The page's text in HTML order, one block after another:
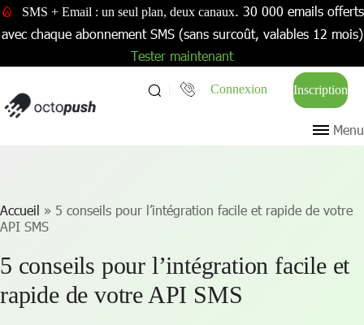
SMS + Email : un seul plan, deux canaux. 30 000 emails offerts
avec chaque abonnement SMS (sans surcoût, valables 12 mois)
Tester maintenant
Connexion Inscription
Menu
Accueil » 5 conseils pour l’intégration facile et rapide de votre
API SMS
5 conseils pour l’intégration facile et
rapide de votre API SMS